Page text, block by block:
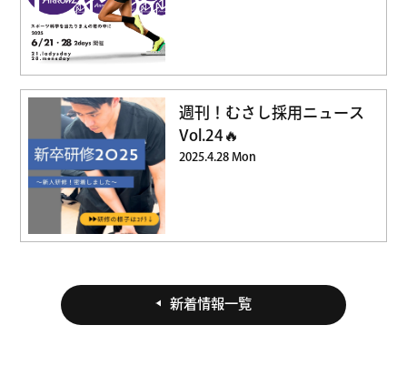
週刊！むさし採用ニュース
Vol.24🔥
2025.4.28 Mon
新着情報一覧